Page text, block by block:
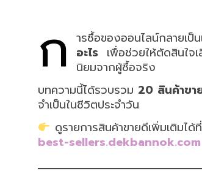
ก ารซื้อของออนไลน์กลายเ
อะไร เพื่อช่วยให้ตัดสินใจ
นิยมจากผู้ซื้อจริง
บทความนี้ได้รวบรวม 20 สินค้าขา
จำเป็นในชีวิตประจำวัน
ดูรายการสินค้าขายดีเพิ่มเติมได้ที่
best-sellers.dekbannok.com